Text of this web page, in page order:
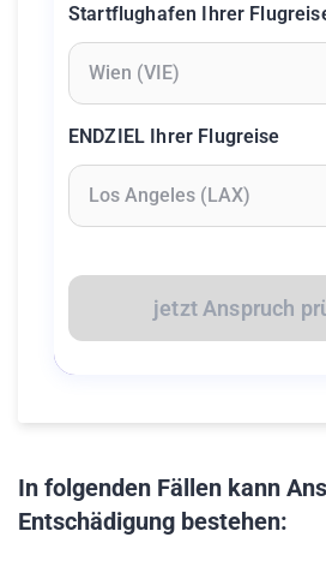
Startflughafen Ihrer
ENDZIEL Ihrer Flugreise
jetzt Anspruch
In folgenden Fällen kann
Entschädigung bestehen: